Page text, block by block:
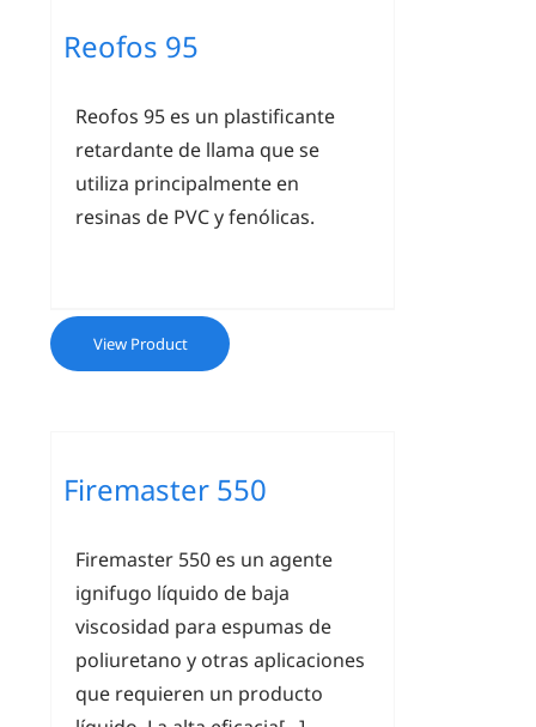
Reofos 95
Reofos 95 es un plastificante
retardante de llama que se
utiliza principalmente en
resinas de PVC y fenólicas.
View Product
Firemaster 550
Firemaster 550 es un agente
ignifugo líquido de baja
viscosidad para espumas de
poliuretano y otras aplicaciones
que requieren un producto